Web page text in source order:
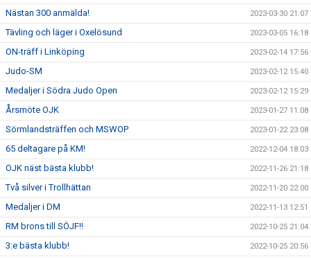
Nästan 300 anmälda! 2023-03-30 21:07
Tävling och läger i Oxelösund 2023-03-05 16:18
ON-träff i Linköping 2023-02-14 17:56
Judo-SM 2023-02-12 15:40
Medaljer i Södra Judo Open 2023-02-12 15:29
Årsmöte OJK 2023-01-27 11:08
Sörmlandsträffen och MSWOP 2023-01-22 23:08
65 deltagare på KM! 2022-12-04 18:03
OJK näst bästa klubb! 2022-11-26 21:18
Två silver i Trollhättan 2022-11-20 22:00
Medaljer i DM 2022-11-13 12:51
RM brons till SÖJF!! 2022-10-25 21:04
3:e bästa klubb! 2022-10-25 20:56